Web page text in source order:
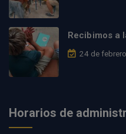
Recibimos a
24 de
Horarios de